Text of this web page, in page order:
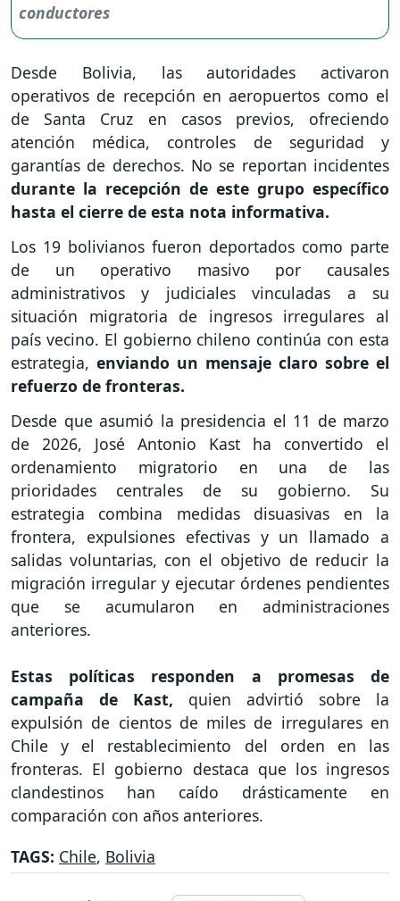
Desde Bolivia, las autoridades activaron
operativos de recepción en aeropuertos como el
de Santa Cruz en casos previos, ofreciendo
atención médica, controles de seguridad y
garantías de derechos. No se reportan incidentes
durante la recepción de este grupo específico
hasta el cierre de esta nota informativa.
Los 19 bolivianos fueron deportados como parte
de un operativo masivo por causales
administrativos y judiciales vinculadas a su
situación migratoria de ingresos irregulares al
país vecino. El gobierno chileno continúa con esta
estrategia, enviando un mensaje claro sobre el
refuerzo de fronteras.
Desde que asumió la presidencia el 11 de marzo
de 2026, José Antonio Kast ha convertido el
ordenamiento migratorio en una de las
prioridades centrales de su gobierno. Su
estrategia combina medidas disuasivas en la
frontera, expulsiones efectivas y un llamado a
salidas voluntarias, con el objetivo de reducir la
migración irregular y ejecutar órdenes pendientes
que se acumularon en administraciones
anteriores.
Estas políticas responden a promesas de
campaña de Kast, quien advirtió sobre la
expulsión de cientos de miles de irregulares en
Chile y el restablecimiento del orden en las
fronteras. El gobierno destaca que los ingresos
clandestinos han caído drásticamente en
comparación con años anteriores.
TAGS: Chile, Bolivia